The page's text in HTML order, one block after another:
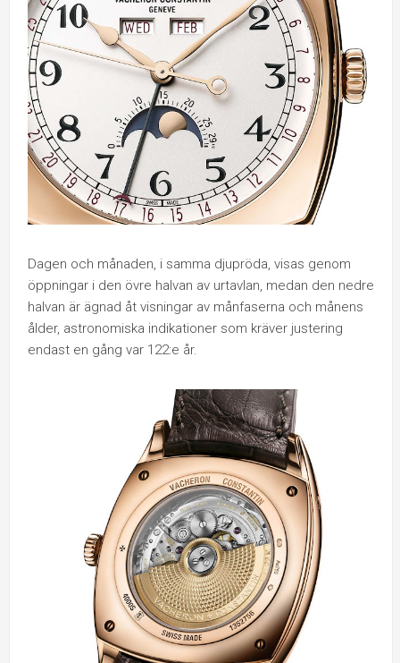
Dagen och månaden, i samma djupröda, visas genom
öppningar i den övre halvan av urtavlan, medan den nedre
halvan är ägnad åt visningar av månfaserna och månens
ålder, astronomiska indikationer som kräver justering
endast en gång var 122:e år.